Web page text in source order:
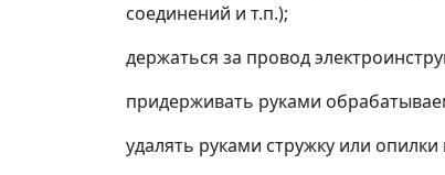
соединений и т.п.);
держаться за провод
придерживать руками
удалять руками стружку или